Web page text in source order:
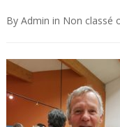
By Admin in Non classé